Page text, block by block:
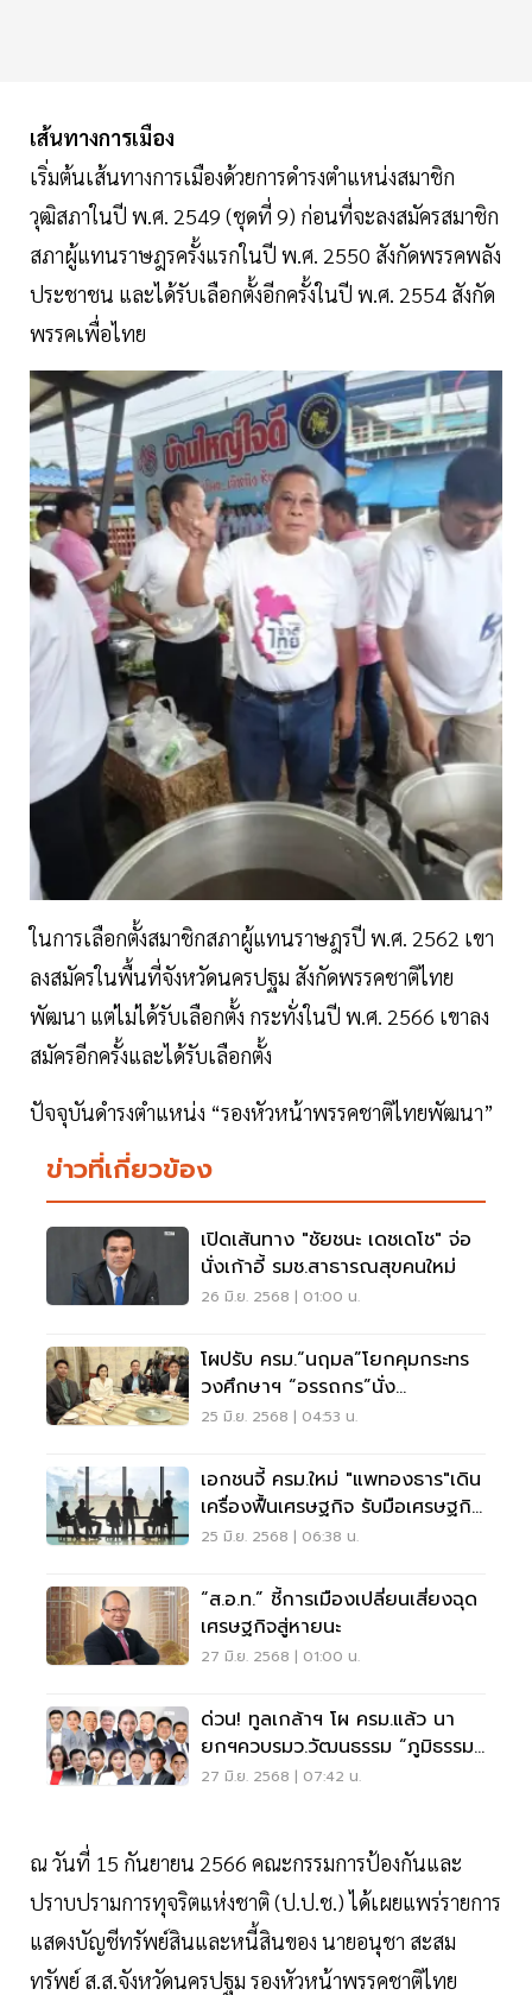
เส้นทางการเมือง
เริ่มต้นเส้นทางการเมืองด้วยการดำรงตำแหน่งสมาชิก
วุฒิสภาในปี พ.ศ. 2549 (ชุดที่ 9) ก่อนที่จะลงสมัครสมาชิก
สภาผู้แทนราษฎรครั้งแรกในปี พ.ศ. 2550 สังกัดพรรคพลัง
ประชาชน และได้รับเลือกตั้งอีกครั้งในปี พ.ศ. 2554 สังกัด
พรรคเพื่อไทย
ในการเลือกตั้งสมาชิกสภาผู้แทนราษฎรปี พ.ศ. 2562 เขา
ลงสมัครในพื้นที่จังหวัดนครปฐม สังกัดพรรคชาติไทย
พัฒนา แต่ไม่ได้รับเลือกตั้ง กระทั่งในปี พ.ศ. 2566 เขาลง
สมัครอีกครั้งและได้รับเลือกตั้ง
ปัจจุบันดำรงตำแหน่ง “รองหัวหน้าพรรคชาติไทยพัฒนา”
ข่าวที่เกี่ยวข้อง
เปิดเส้นทาง "ชัยชนะ เดชเดโช" จ่อ
นั่งเก้าอี้ รมช.สาธารณสุขคนใหม่
26 มิ.ย. 2568 | 01:00 น.
โผปรับ ครม.“นฤมล”โยกคุมกระทร
วงศึกษาฯ “อรรถกร”นั่ง
รมว.เกษตรฯ
25 มิ.ย. 2568 | 04:53 น.
เอกชนจี้ ครม.ใหม่ "แพทองธาร"เดิน
เครื่องฟื้นเศรษฐกิจ รับมือเศรษฐกิจ
โลกชะลอ
25 มิ.ย. 2568 | 06:38 น.
“ส.อ.ท.” ชี้การเมืองเปลี่ยนเสี่ยงฉุด
เศรษฐกิจสู่หายนะ
27 มิ.ย. 2568 | 01:00 น.
ด่วน! ทูลเกล้าฯ โผ ครม.แล้ว นา
ยกฯควบรมว.วัฒนธรรม “ภูมิธรรม”
มท.1
27 มิ.ย. 2568 | 07:42 น.
ณ วันที่ 15 กันยายน 2566 คณะกรรมการป้องกันและ
ปราบปรามการทุจริตแห่งชาติ (ป.ป.ช.) ได้เผยแพร่รายการ
แสดงบัญชีทรัพย์สินและหนี้สินของ นายอนุชา สะสม
ทรัพย์ ส.ส.จังหวัดนครปฐม รองหัวหน้าพรรคชาติไทย